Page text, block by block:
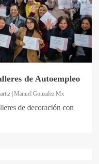
de Autoempleo
| Manuel Gonzalez Mx
de decoración con